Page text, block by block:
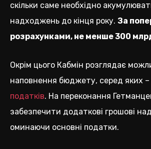
скільки саме необхідно
надходжень до кінця року. За
розрахунками, не менше 300
Окрім цього Кабмін розглядає
наповнення бюджету, серед яких –
податків. На переконання
забезпечити додаткові грошові
оминаючи основні податки.